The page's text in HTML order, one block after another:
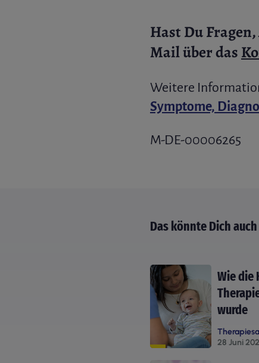
Hast Du
Mail über das
Weitere
Symptome,
M-DE-00006265
Das könnte Dich
Wie die
wurde
28 Juni